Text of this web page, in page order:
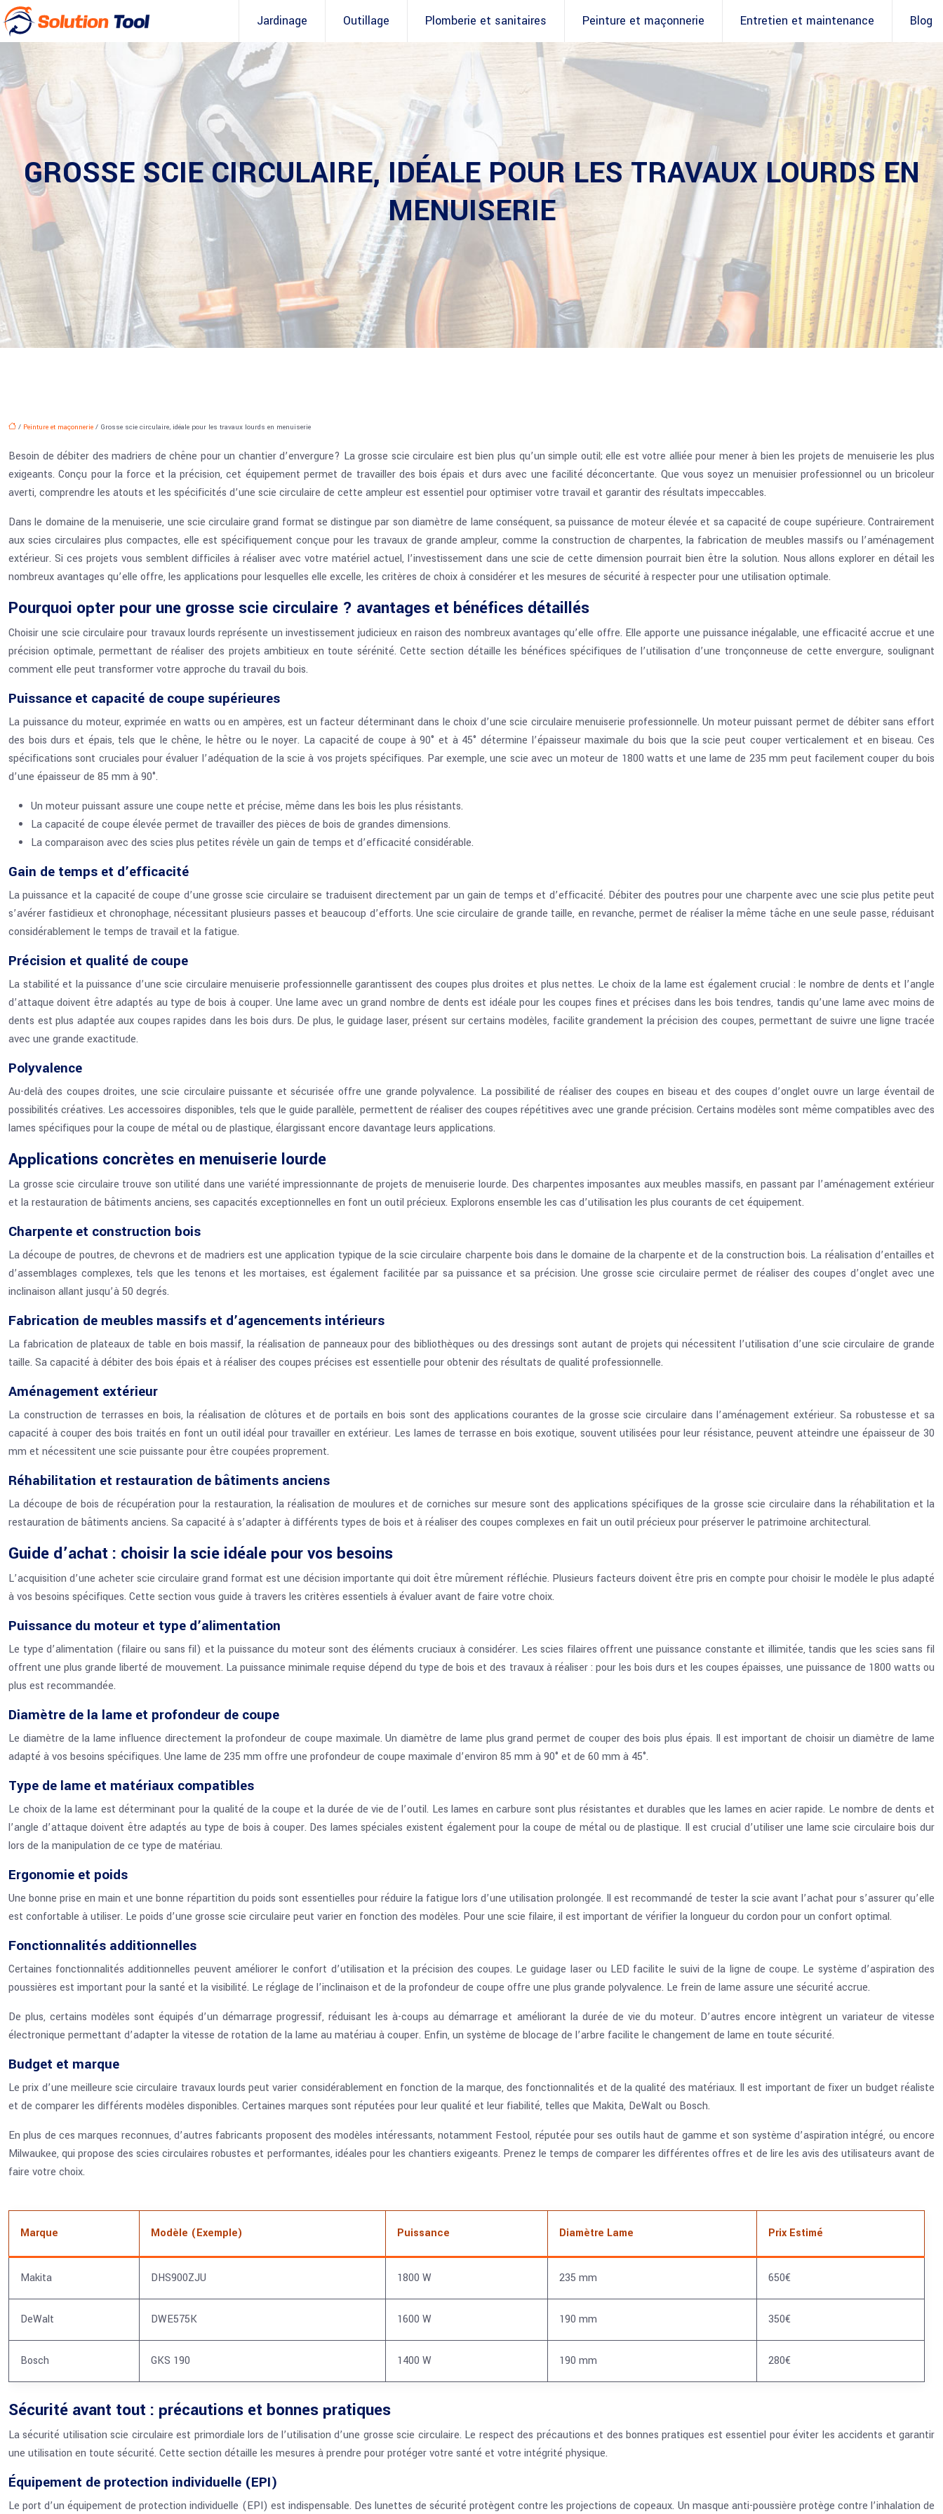
Jardinage Outillage Plomberie et sanitaires Peinture et maçonnerie Entretien et maintenance Blog
GROSSE SCIE CIRCULAIRE, IDÉALE POUR LES TRAVAUX LOURDS EN
MENUISERIE
/ Peinture et maçonnerie / Grosse scie circulaire, idéale pour les travaux lourds en menuiserie
Besoin de débiter des madriers de chêne pour un chantier d’envergure? La grosse scie circulaire est bien plus qu’un simple outil; elle est votre alliée pour mener à bien les projets de menuiserie les plus
exigeants. Conçu pour la force et la précision, cet équipement permet de travailler des bois épais et durs avec une facilité déconcertante. Que vous soyez un menuisier professionnel ou un bricoleur
averti, comprendre les atouts et les spécificités d’une scie circulaire de cette ampleur est essentiel pour optimiser votre travail et garantir des résultats impeccables.
Dans le domaine de la menuiserie, une scie circulaire grand format se distingue par son diamètre de lame conséquent, sa puissance de moteur élevée et sa capacité de coupe supérieure. Contrairement
aux scies circulaires plus compactes, elle est spécifiquement conçue pour les travaux de grande ampleur, comme la construction de charpentes, la fabrication de meubles massifs ou l’aménagement
extérieur. Si ces projets vous semblent difficiles à réaliser avec votre matériel actuel, l’investissement dans une scie de cette dimension pourrait bien être la solution. Nous allons explorer en détail les
nombreux avantages qu’elle offre, les applications pour lesquelles elle excelle, les critères de choix à considérer et les mesures de sécurité à respecter pour une utilisation optimale.
Pourquoi opter pour une grosse scie circulaire ? avantages et bénéfices détaillés
Choisir une scie circulaire pour travaux lourds représente un investissement judicieux en raison des nombreux avantages qu’elle offre. Elle apporte une puissance inégalable, une efficacité accrue et une
précision optimale, permettant de réaliser des projets ambitieux en toute sérénité. Cette section détaille les bénéfices spécifiques de l’utilisation d’une tronçonneuse de cette envergure, soulignant
comment elle peut transformer votre approche du travail du bois.
Puissance et capacité de coupe supérieures
La puissance du moteur, exprimée en watts ou en ampères, est un facteur déterminant dans le choix d’une scie circulaire menuiserie professionnelle. Un moteur puissant permet de débiter sans effort
des bois durs et épais, tels que le chêne, le hêtre ou le noyer. La capacité de coupe à 90° et à 45° détermine l’épaisseur maximale du bois que la scie peut couper verticalement et en biseau. Ces
spécifications sont cruciales pour évaluer l’adéquation de la scie à vos projets spécifiques. Par exemple, une scie avec un moteur de 1800 watts et une lame de 235 mm peut facilement couper du bois
d’une épaisseur de 85 mm à 90°.
Un moteur puissant assure une coupe nette et précise, même dans les bois les plus résistants.
La capacité de coupe élevée permet de travailler des pièces de bois de grandes dimensions.
La comparaison avec des scies plus petites révèle un gain de temps et d’efficacité considérable.
Gain de temps et d’efficacité
La puissance et la capacité de coupe d’une grosse scie circulaire se traduisent directement par un gain de temps et d’efficacité. Débiter des poutres pour une charpente avec une scie plus petite peut
s’avérer fastidieux et chronophage, nécessitant plusieurs passes et beaucoup d’efforts. Une scie circulaire de grande taille, en revanche, permet de réaliser la même tâche en une seule passe, réduisant
considérablement le temps de travail et la fatigue.
Précision et qualité de coupe
La stabilité et la puissance d’une scie circulaire menuiserie professionnelle garantissent des coupes plus droites et plus nettes. Le choix de la lame est également crucial : le nombre de dents et l’angle
d’attaque doivent être adaptés au type de bois à couper. Une lame avec un grand nombre de dents est idéale pour les coupes fines et précises dans les bois tendres, tandis qu’une lame avec moins de
dents est plus adaptée aux coupes rapides dans les bois durs. De plus, le guidage laser, présent sur certains modèles, facilite grandement la précision des coupes, permettant de suivre une ligne tracée
avec une grande exactitude.
Polyvalence
Au-delà des coupes droites, une scie circulaire puissante et sécurisée offre une grande polyvalence. La possibilité de réaliser des coupes en biseau et des coupes d’onglet ouvre un large éventail de
possibilités créatives. Les accessoires disponibles, tels que le guide parallèle, permettent de réaliser des coupes répétitives avec une grande précision. Certains modèles sont même compatibles avec des
lames spécifiques pour la coupe de métal ou de plastique, élargissant encore davantage leurs applications.
Applications concrètes en menuiserie lourde
La grosse scie circulaire trouve son utilité dans une variété impressionnante de projets de menuiserie lourde. Des charpentes imposantes aux meubles massifs, en passant par l’aménagement extérieur
et la restauration de bâtiments anciens, ses capacités exceptionnelles en font un outil précieux. Explorons ensemble les cas d’utilisation les plus courants de cet équipement.
Charpente et construction bois
La découpe de poutres, de chevrons et de madriers est une application typique de la scie circulaire charpente bois dans le domaine de la charpente et de la construction bois. La réalisation d’entailles et
d’assemblages complexes, tels que les tenons et les mortaises, est également facilitée par sa puissance et sa précision. Une grosse scie circulaire permet de réaliser des coupes d’onglet avec une
inclinaison allant jusqu’à 50 degrés.
Fabrication de meubles massifs et d’agencements intérieurs
La fabrication de plateaux de table en bois massif, la réalisation de panneaux pour des bibliothèques ou des dressings sont autant de projets qui nécessitent l’utilisation d’une scie circulaire de grande
taille. Sa capacité à débiter des bois épais et à réaliser des coupes précises est essentielle pour obtenir des résultats de qualité professionnelle.
Aménagement extérieur
La construction de terrasses en bois, la réalisation de clôtures et de portails en bois sont des applications courantes de la grosse scie circulaire dans l’aménagement extérieur. Sa robustesse et sa
capacité à couper des bois traités en font un outil idéal pour travailler en extérieur. Les lames de terrasse en bois exotique, souvent utilisées pour leur résistance, peuvent atteindre une épaisseur de 30
mm et nécessitent une scie puissante pour être coupées proprement.
Réhabilitation et restauration de bâtiments anciens
La découpe de bois de récupération pour la restauration, la réalisation de moulures et de corniches sur mesure sont des applications spécifiques de la grosse scie circulaire dans la réhabilitation et la
restauration de bâtiments anciens. Sa capacité à s’adapter à différents types de bois et à réaliser des coupes complexes en fait un outil précieux pour préserver le patrimoine architectural.
Guide d’achat : choisir la scie idéale pour vos besoins
L’acquisition d’une acheter scie circulaire grand format est une décision importante qui doit être mûrement réfléchie. Plusieurs facteurs doivent être pris en compte pour choisir le modèle le plus adapté
à vos besoins spécifiques. Cette section vous guide à travers les critères essentiels à évaluer avant de faire votre choix.
Puissance du moteur et type d’alimentation
Le type d’alimentation (filaire ou sans fil) et la puissance du moteur sont des éléments cruciaux à considérer. Les scies filaires offrent une puissance constante et illimitée, tandis que les scies sans fil
offrent une plus grande liberté de mouvement. La puissance minimale requise dépend du type de bois et des travaux à réaliser : pour les bois durs et les coupes épaisses, une puissance de 1800 watts ou
plus est recommandée.
Diamètre de la lame et profondeur de coupe
Le diamètre de la lame influence directement la profondeur de coupe maximale. Un diamètre de lame plus grand permet de couper des bois plus épais. Il est important de choisir un diamètre de lame
adapté à vos besoins spécifiques. Une lame de 235 mm offre une profondeur de coupe maximale d’environ 85 mm à 90° et de 60 mm à 45°.
Type de lame et matériaux compatibles
Le choix de la lame est déterminant pour la qualité de la coupe et la durée de vie de l’outil. Les lames en carbure sont plus résistantes et durables que les lames en acier rapide. Le nombre de dents et
l’angle d’attaque doivent être adaptés au type de bois à couper. Des lames spéciales existent également pour la coupe de métal ou de plastique. Il est crucial d’utiliser une lame scie circulaire bois dur
lors de la manipulation de ce type de matériau.
Ergonomie et poids
Une bonne prise en main et une bonne répartition du poids sont essentielles pour réduire la fatigue lors d’une utilisation prolongée. Il est recommandé de tester la scie avant l’achat pour s’assurer qu’elle
est confortable à utiliser. Le poids d’une grosse scie circulaire peut varier en fonction des modèles. Pour une scie filaire, il est important de vérifier la longueur du cordon pour un confort optimal.
Fonctionnalités additionnelles
Certaines fonctionnalités additionnelles peuvent améliorer le confort d’utilisation et la précision des coupes. Le guidage laser ou LED facilite le suivi de la ligne de coupe. Le système d’aspiration des
poussières est important pour la santé et la visibilité. Le réglage de l’inclinaison et de la profondeur de coupe offre une plus grande polyvalence. Le frein de lame assure une sécurité accrue.
De plus, certains modèles sont équipés d’un démarrage progressif, réduisant les à-coups au démarrage et améliorant la durée de vie du moteur. D’autres encore intègrent un variateur de vitesse
électronique permettant d’adapter la vitesse de rotation de la lame au matériau à couper. Enfin, un système de blocage de l’arbre facilite le changement de lame en toute sécurité.
Budget et marque
Le prix d’une meilleure scie circulaire travaux lourds peut varier considérablement en fonction de la marque, des fonctionnalités et de la qualité des matériaux. Il est important de fixer un budget réaliste
et de comparer les différents modèles disponibles. Certaines marques sont réputées pour leur qualité et leur fiabilité, telles que Makita, DeWalt ou Bosch.
En plus de ces marques reconnues, d’autres fabricants proposent des modèles intéressants, notamment Festool, réputée pour ses outils haut de gamme et son système d’aspiration intégré, ou encore
Milwaukee, qui propose des scies circulaires robustes et performantes, idéales pour les chantiers exigeants. Prenez le temps de comparer les différentes offres et de lire les avis des utilisateurs avant de
faire votre choix.
Marque Modèle (Exemple) Puissance Diamètre Lame Prix Estimé
Makita DHS900ZJU 1800 W 235 mm 650€
DeWalt DWE575K 1600 W 190 mm 350€
Bosch GKS 190 1400 W 190 mm 280€
Sécurité avant tout : précautions et bonnes pratiques
La sécurité utilisation scie circulaire est primordiale lors de l’utilisation d’une grosse scie circulaire. Le respect des précautions et des bonnes pratiques est essentiel pour éviter les accidents et garantir
une utilisation en toute sécurité. Cette section détaille les mesures à prendre pour protéger votre santé et votre intégrité physique.
Équipement de protection individuelle (EPI)
Le port d’un équipement de protection individuelle (EPI) est indispensable. Des lunettes de sécurité protègent contre les projections de copeaux. Un masque anti-poussière protège contre l’inhalation de